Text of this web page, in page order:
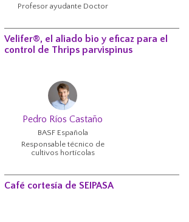
Profesor ayudante Doctor
Velifer®, el aliado bio y eficaz para el
control de Thrips parvispinus
Pedro Ríos Castaño
BASF Española
Responsable técnico de
cultivos hortícolas
Café cortesía de SEIPASA